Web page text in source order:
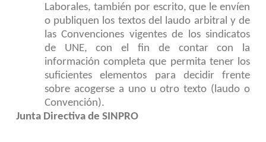
Laborales, también por escrito, que le envíen
o publiquen los textos del laudo arbitral y de
las Convenciones vigentes de los sindicatos
de UNE, con el fin de contar con la
información completa que permita tener los
suficientes elementos para decidir frente
sobre acogerse a uno u otro texto (laudo o
Convención).
Junta Directiva de SINPRO